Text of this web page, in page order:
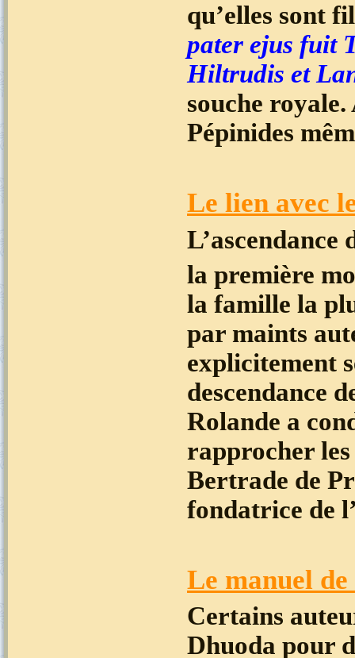
qu’elles sont
pater ejus fuit
Hiltrudis et
souche
Pépinides
Le lien avec
la première
la famille la
par maints
explicitement
descendance
Rolande a
rapprocher
Bertrade de
fondatrice de
Le manuel
Certains
Dhuoda pour